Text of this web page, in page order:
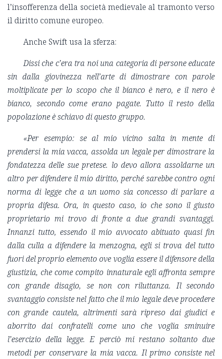
l’insofferenza della società medievale al tramonto verso
il diritto comune europeo.
Anche Swift usa la sferza:
Dissi che c’era tra noi una categoria di persone educate
sin dalla giovinezza nell’arte di dimostrare con parole
moltiplicate per lo scopo che il bianco è nero, e il nero è
bianco, secondo come erano pagate. Tutto il resto della
popolazione è schiavo di questo gruppo.
«Per esempio: se al mio vicino salta in mente di
prendersi la mia vacca, assolda un legale per dimostrare la
fondatezza delle sue pretese. lo devo allora assoldarne un
altro per difendere il mio diritto, perché sarebbe contro ogni
norma di legge che a un uomo sia concesso di parlare a
propria difesa. Ora, in questo caso, io che sono il giusto
proprietario mi trovo di fronte a due grandi svantaggi.
Innanzi tutto, essendo il mio avvocato abituato quasi fin
dalla culla a difendere la menzogna, egli si trova del tutto
fuori del proprio elemento ove voglia essere il difensore della
giustizia, che come compito innaturale egli affronta sempre
con grande disagio, se non con riluttanza. Il secondo
svantaggio consiste nel fatto che il mio legale deve procedere
con grande cautela, altrimenti sarà ripreso dai giudici e
aborrito dai confratelli come uno che voglia sminuire
l’esercizio della legge. E perciò mi restano soltanto due
metodi per conservare la mia vacca. Il primo consiste nel